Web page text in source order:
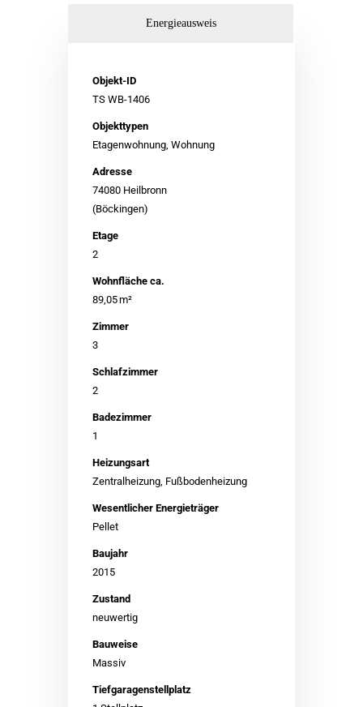
Energieausweis
Objekt-ID
TS WB-1406
Objekttypen
Etagenwohnung, Wohnung
Adresse
74080 Heilbronn
(Böckingen)
Etage
2
Wohnfläche ca.
89,05 m²
Zimmer
3
Schlafzimmer
2
Badezimmer
1
Heizungsart
Zentralheizung, Fußbodenheizung
Wesentlicher Energieträger
Pellet
Baujahr
2015
Zustand
neuwertig
Bauweise
Massiv
Tief­garagen­stell­platz